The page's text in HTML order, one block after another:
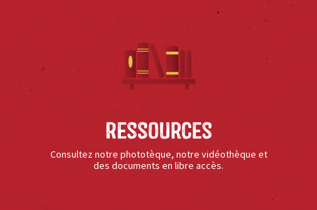
Ressources
Consultez notre phototèque, notre vidéothèque et
des documents en libre accès.